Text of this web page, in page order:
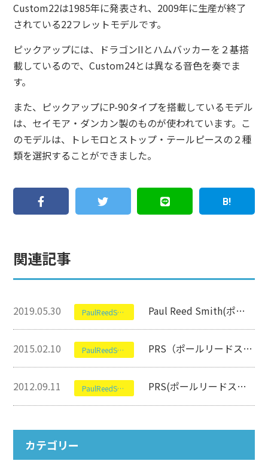
Custom22は1985年に発表され、2009年に生産が終了
されている22フレットモデルです。
ピックアップには、ドラゴンIIとハムバッカーを２基搭
載しているので、Custom24とは異なる音色を奏でま
す。
また、ピックアップにP-90タイプを搭載しているモデル
は、セイモア・ダンカン製のものが使われています。こ
のモデルは、トレモロとストップ・テールピースの２種
類を選択することができました。
関連記事
2019.05.30 PaulReedSmith［PRS］(ポールリードスミス) Paul Reed Smith(ポールリードスミス)のArtist V BLACK GOLD 2011について【エレキギター】
2015.02.10 PaulReedSmith［PRS］(ポールリードスミス) PRS（ポールリードスミス）のSEについて【エレキギター買取】
2012.09.11 PaulReedSmith［PRS］(ポールリードスミス) PRS(ポールリードスミス)のSE Orianthi Red Sparkle【オリアンティ高価買取中】
カテゴリー